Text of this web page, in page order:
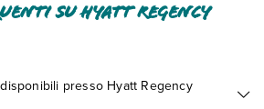
su Hyatt Regency
presso Hyatt Regency